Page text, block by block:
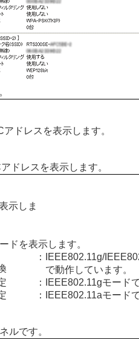
ドレスを表示します。
ドレスを表示します。
示しま
ドを表示します。
：
IEEE802.11g/
で動作しています。
：
IEEE802.11gモード
： IEEE802.11aモード
ルです。